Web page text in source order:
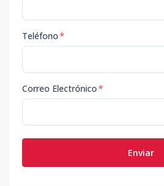
Teléfono*
Correo Electrónico*
Enviar